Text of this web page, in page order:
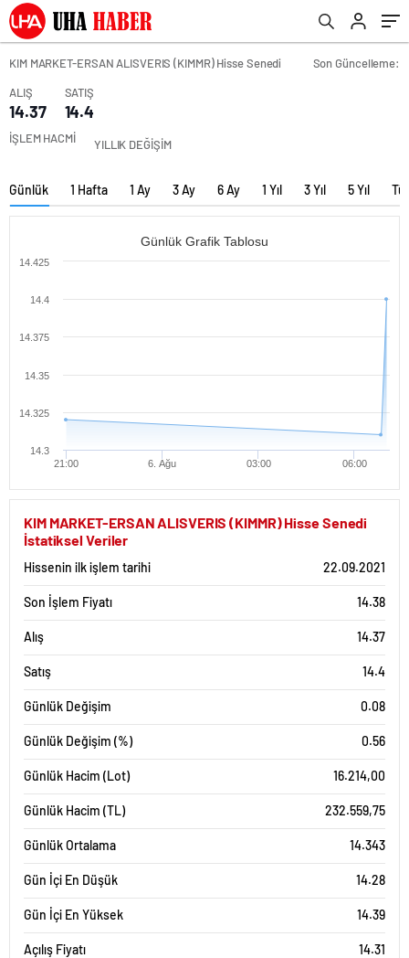
KIM MARKET-ERSAN ALISVERIS (KIMMR) Hisse Senedi
Son Güncelleme:
ALIŞ
14.37
SATIŞ
14.4
İŞLEM HACMİ YILLIK DEĞİŞİM
Günlük 1 Hafta 1 Ay 3 Ay 6 Ay 1 Yıl 3 Yıl 5 Yıl
Günlük Grafik Tablosu
21:00 6. Ağu 03:00 06:00
14.3
14.325
14.35
14.375
14.4
14.425
KIM MARKET-ERSAN ALISVERIS (KIMMR) Hisse Senedi
İstatiksel Veriler
Hissenin ilk işlem tarihi 22.09.2021
Son İşlem Fiyatı 14.38
Alış 14.37
Satış 14.4
Günlük Değişim 0.08
Günlük Değişim (%) 0.56
Günlük Hacim (Lot) 16.214,00
Günlük Hacim (TL) 232.559,75
Günlük Ortalama 14.343
Gün İçi En Düşük 14.28
Gün İçi En Yüksek 14.39
Açılış Fiyatı 14.31